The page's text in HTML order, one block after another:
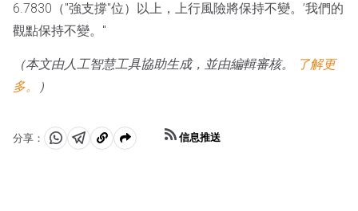
6.7830（"強支撐"位）以上，上行風險將保持不變。’我們的
觀點保持不變。"
（本文由人工智慧工具協助生成，並由編輯審核。
了解更
多。
）
分享：
分 分 複
信息推送